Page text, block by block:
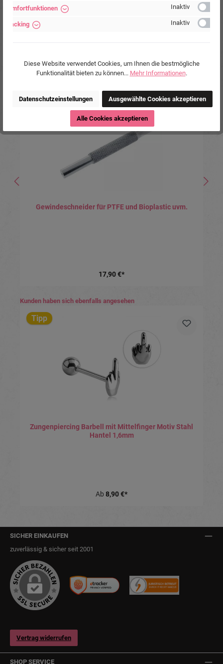
Tipp
Gewindeschneider für PTFE und Bioplastic uvm.
17,90 €*
Produktgalerie überspringen
Kunden haben sich ebenfalls angesehen
Tipp
Zungenpiercing Barbell mit Mittelfinger Motiv Stahl
Hantel 1,6mm
Ab 8,90 €*
SICHER EINKAUFEN
zuverlässig & sicher seit 2001
Vertrag widerrufen
SHOP SERVICE
Komfortfunktionen Inaktiv
Tracking Inaktiv
Diese Website verwendet Cookies, um Ihnen die bestmögliche
Funktionalität bieten zu können... Mehr Informationen.
Datenschutzeinstellungen Ausgewählte Cookies akzeptieren
Alle Cookies akzeptieren